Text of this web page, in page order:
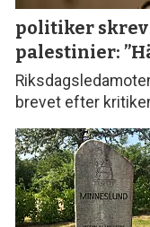
politiker
palestinier:
brevet efter